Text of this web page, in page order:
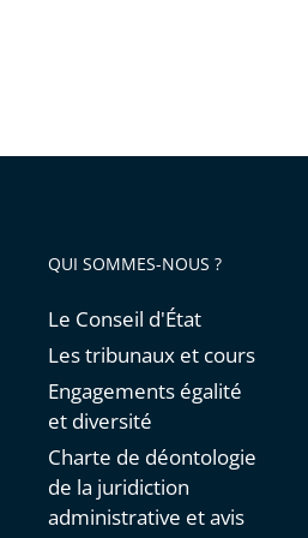
QUI SOMMES-NOUS ?
Le Conseil d'État
Les tribunaux et cours
Engagements égalité
et diversité
Charte de déontologie
de la juridiction
administrative et avis